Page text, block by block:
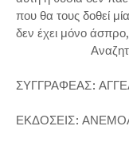
που θα τους δοθεί
δεν έχει μόνο
ΣΥΓΓΡΑΦΕΑΣ:
ΕΚΔΟΣΕΙΣ: